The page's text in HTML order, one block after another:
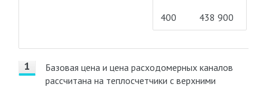
400
438 900
Базовая цена и цена расходомерных каналов
рассчитана на теплосчетчики с верхними